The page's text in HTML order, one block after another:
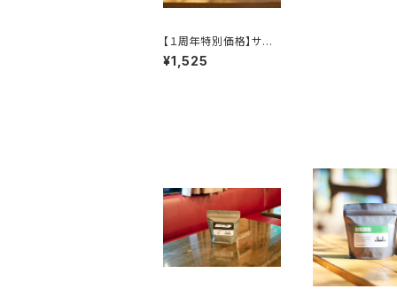
【１周年特別価格】サチ
オピアのサコッシュ（ラ
イトグレー）
¥1,525